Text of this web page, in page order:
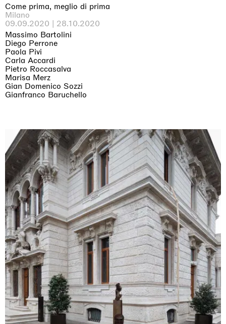
Come prima, meglio di prima
Milano
09.09.2020 | 28.10.2020
Massimo Bartolini
Diego Perrone
Paola Pivi
Carla Accardi
Pietro Roccasalva
Marisa Merz
Gian Domenico Sozzi
Gianfranco Baruchello
The Land is Speaking
London
25.06.2026 | 21.08.2026
Daisy Dodd-Noble